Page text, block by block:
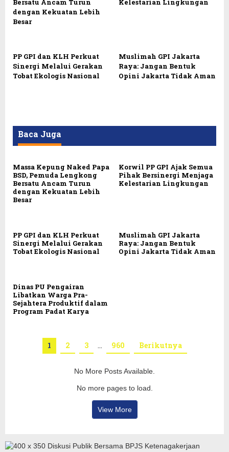
Bersatu Ancam Turun
dengan Kekuatan Lebih
Besar
Kelestarian Lingkungan
PP GPI dan KLH Perkuat
Sinergi Melalui Gerakan
Tobat Ekologis Nasional
Muslimah GPI Jakarta
Raya: Jangan Bentuk
Opini Jakarta Tidak Aman
Baca Juga
Massa Kepung Naked Papa
BSD, Pemuda Lengkong
Bersatu Ancam Turun
dengan Kekuatan Lebih
Besar
Korwil PP GPI Ajak Semua
Pihak Bersinergi Menjaga
Kelestarian Lingkungan
PP GPI dan KLH Perkuat
Sinergi Melalui Gerakan
Tobat Ekologis Nasional
Muslimah GPI Jakarta
Raya: Jangan Bentuk
Opini Jakarta Tidak Aman
Dinas PU Pengairan
Libatkan Warga Pra-
Sejahtera Produktif dalam
Program Padat Karya
1 2 3 … 960 Berikutnya
No More Posts Available.
No more pages to load.
View More